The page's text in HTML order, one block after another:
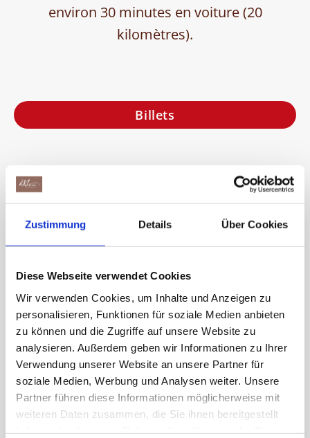
Zustimmung Details Über Cookies
Diese Webseite verwendet Cookies
Wir verwenden Cookies, um Inhalte und Anzeigen zu
personalisieren, Funktionen für soziale Medien anbieten
zu können und die Zugriffe auf unsere Website zu
analysieren. Außerdem geben wir Informationen zu Ihrer
Verwendung unserer Website an unsere Partner für
soziale Medien, Werbung und Analysen weiter. Unsere
Partner führen diese Informationen möglicherweise mit
weiteren Daten zusammen, die Sie ihnen bereitgestellt
environ 30 minutes en voiture (20
kilomètres).
Billets
DÉTAILS ET PRIX
à partir de 1 personne
PRIX
CHF 23.00 pour les adultes (17 ans et plus)
CHF 14.00 pour les enfants (6-16 ans)
CHF 56.00 pour une famille (2 adultes et max. 4